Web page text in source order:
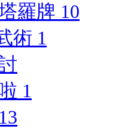
羅牌 10
術 1
1
13